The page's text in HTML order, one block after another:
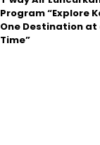
Program “Explore
One Destination at
Time”